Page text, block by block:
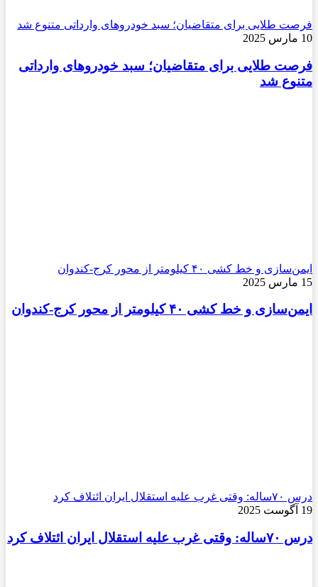
فرصت طلایی برای متقاضیان؛ سبد خودروهای وارداتی متنوع شد
10 مارس 2025
فرصت طلایی برای متقاضیان؛ سبد خودروهای وارداتی
متنوع شد
ایمن‌سازی و خط کشی ۴۰ کیلومتر از محور کرج-کندوان
15 مارس 2025
ایمن‌سازی و خط کشی ۴۰ کیلومتر از محور کرج-کندوان
درس ۷۰ساله: وقتی غرب علیه استقلال ایران ائتلاف کرد
19 آگوست 2025
درس ۷۰ساله: وقتی غرب علیه استقلال ایران ائتلاف کرد